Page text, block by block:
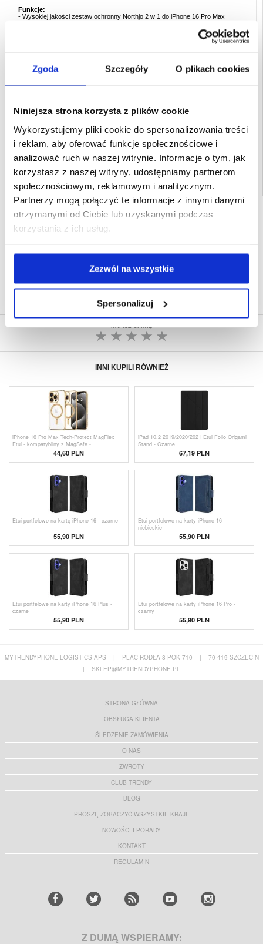
Zgoda Szczegóły O plikach cookies
Niniejsza strona korzysta z plików cookie
Wykorzystujemy pliki cookie do spersonalizowania treści
i reklam, aby oferować funkcje społecznościowe i
analizować ruch w naszej witrynie. Informacje o tym, jak
korzystasz z naszej witryny, udostępniamy partnerom
społecznościowym, reklamowym i analitycznym.
Partnerzy mogą połączyć te informacje z innymi danymi
otrzymanymi od Ciebie lub uzyskanymi podczas
korzystania z ich usług.
Zezwól na wszystkie
Spersonalizuj
Funkcje:
- Wysokiej jakości zestaw ochronny Northjo 2 w 1 do iPhone 16 Pro Max
- Przezroczyste, lekkie etui chroni i podkreśla oryginalny wygląd iPhone 16 Pro
- Etui wykonane jest z elastycznego TPU zapobiegającego żółknięciu, a
zabezpieczenie ekranu z chemicznie przetworzonego szkła hartowanego
Przeznaczenie:iPhone 16 Pro Max
Powiązane kategorie: Akcesoria do telefonów Etui & Akcesoria iPhone
16 Pro Max Etui & Akcesoria
SZYBKA DOSTAWA
CLUB TRENDY
7% ZNIŻKI
PON.-PT. 12.00-15.00
30-DNIOWA POLITYKA ZWROTU
PONAD 8 000 000 ZADOWOLONYCH
NAPISZ OPINIĘ
INNI KUPILI RÓWNIEŻ
iPhone 16 Pro Max Tech-Protect MagFlex
Etui - kompatybilny z MagSafe -
Przezroczysty / Złoto44,60 PLN
iPad 10.2 2019/2020/2021 Etui Folio Origami
Stand - Czarne
67,19 PLN
Etui portfelowe na kartę iPhone 16 - czarne
55,90 PLN
Etui portfelowe na karty iPhone 16 -
niebieskie
55,90 PLN
Etui portfelowe na karty iPhone 16 Plus -
czarne
55,90 PLN
Etui portfelowe na karty iPhone 16 Pro -
czarny
55,90 PLN
MYTRENDYPHONE LOGISTICS APS | PLAC RODŁA 8 POK 710 |
70-419 SZCZECIN
|
SKLEP@MYTRENDYPHONE.PL
STRONA GŁÓWNA
OBSŁUGA KLIENTA
ŚLEDZENIE ZAMÓWIENIA
O NAS
ZWROTY
CLUB TRENDY
BLOG
PROSZĘ ZOBACZYĆ WSZYSTKIE KRAJE
NOWOŚCI I PORADY
KONTAKT
REGULAMIN
Z DUMĄ WSPIERAMY: